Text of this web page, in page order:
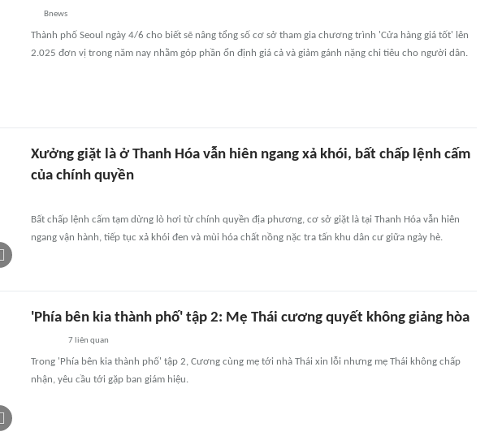
Bnews
Thành phố Seoul ngày 4/6 cho biết sẽ nâng tổng số cơ sở tham gia chương trình 'Cửa hàng giá tốt' lên
2.025 đơn vị trong năm nay nhằm góp phần ổn định giá cả và giảm gánh nặng chi tiêu cho người dân.
Xưởng giặt là ở Thanh Hóa vẫn hiên ngang xả khói, bất chấp lệnh cấm
của chính quyền
Bất chấp lệnh cấm tạm dừng lò hơi từ chính quyền địa phương, cơ sở giặt là tại Thanh Hóa vẫn hiên
ngang vận hành, tiếp tục xả khói đen và mùi hóa chất nồng nặc tra tấn khu dân cư giữa ngày hè.
'Phía bên kia thành phố' tập 2: Mẹ Thái cương quyết không giảng hòa
7liên quan
Trong 'Phía bên kia thành phố' tập 2, Cương cùng mẹ tới nhà Thái xin lỗi nhưng mẹ Thái không chấp
nhận, yêu cầu tới gặp ban giám hiệu.